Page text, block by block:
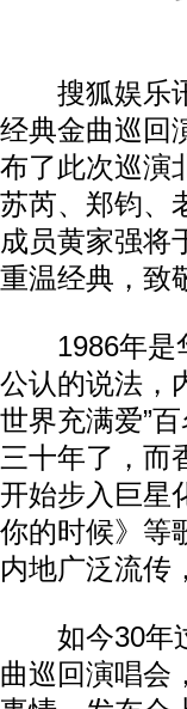
搜狐娱乐讯
经典金曲巡回
布了此次巡演
苏芮、郑钧、
成员黄家强将
重温经典，致
1986年是华
公认的说法，
世界充满爱”
三十年了，而
开始步入巨星
你的时候》等
内地广泛流传
如今30年过
曲巡回演唱会